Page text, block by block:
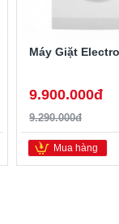
9.900.000đ
9.290.000đ
Mua hàng